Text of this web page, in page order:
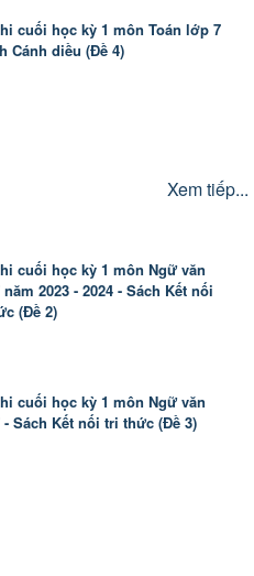
cuối học kỳ 1 môn Toán lớp 7
Cánh diều (Đề 4)
Xem tiếp...
cuối học kỳ 1 môn Ngữ văn
2023 - 2024 - Sách Kết nối
(Đề 2)
cuối học kỳ 1 môn Ngữ văn
Sách Kết nối tri thức (Đề 3)